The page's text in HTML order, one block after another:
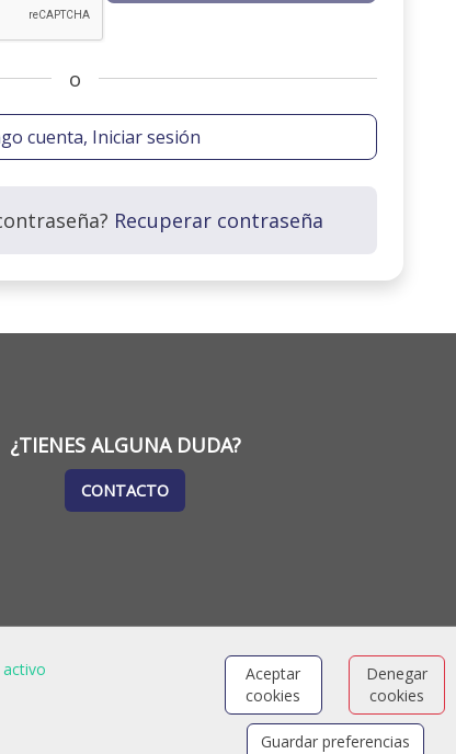
o
cuenta, Iniciar sesión
Recuperar contraseña
¿TIENES ALGUNA DUDA?
CONTACTO
Aceptar
cookies
Denegar
cookies
Guardar preferencias